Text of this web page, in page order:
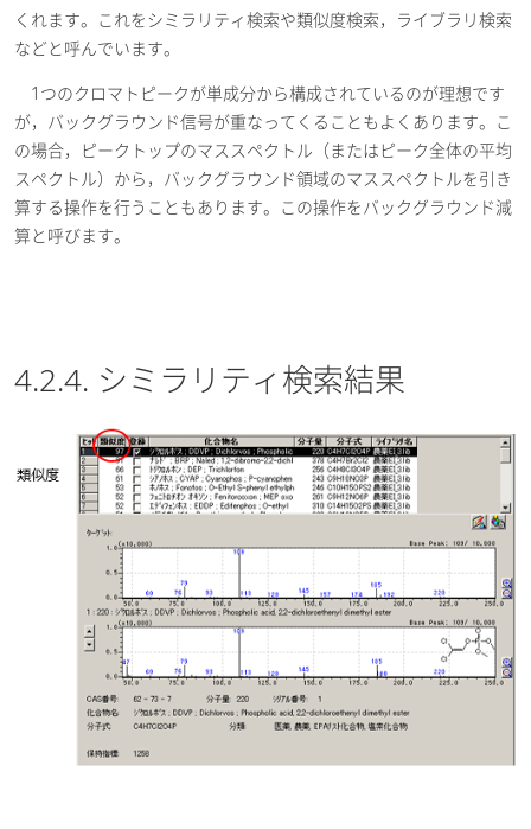
くれます。これをシミラリティ検索や類似度検索，ライブラリ検索
などと呼んでいます。
1つのクロマトピークが単成分から構成されているのが理想です
が，バックグラウンド信号が重なってくることもよくあります。こ
の場合，ピークトップのマススペクトル（またはピーク全体の平均
スペクトル）から，バックグラウンド領域のマススペクトルを引き
算する操作を行うこともあります。この操作をバックグラウンド減
算と呼びます。
4.2.4. シミラリティ検索結果